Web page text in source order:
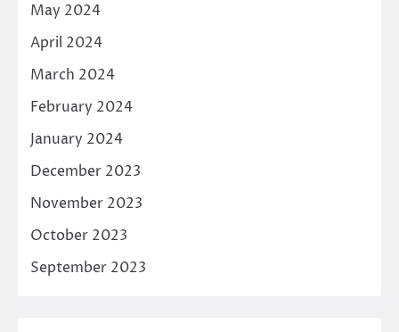
May 2024
April 2024
March 2024
February 2024
January 2024
December 2023
November 2023
October 2023
September 2023